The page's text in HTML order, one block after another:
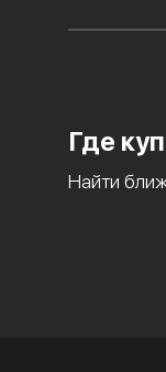
Где
Найти